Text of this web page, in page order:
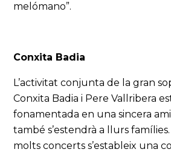
melómano”.
Conxita Badia
L’activitat conjunta de la gran
Conxita Badia i Pere Vallribera
fonamentada en una sincera
també s’estendrà a llurs
molts concerts s’estableix una